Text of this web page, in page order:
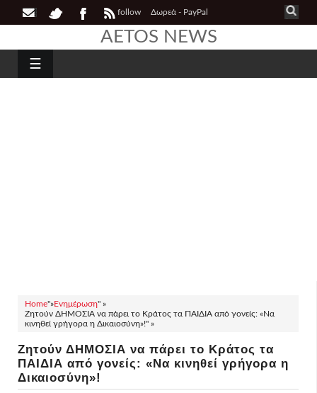
follow Δωρεά - PayPal
AETOS NEWS
☰
Home"»Ενημέρωση" »
Ζητούν ΔΗΜΟΣΙΑ να πάρει το Κράτος τα ΠΑΙΔΙΑ από γονείς: «Να
κινηθεί γρήγορα η Δικαιοσύνη»!" »
Ζητούν ΔΗΜΟΣΙΑ να πάρει το Κράτος τα
ΠΑΙΔΙΑ από γονείς: «Να κινηθεί γρήγορα η
Δικαιοσύνη»!